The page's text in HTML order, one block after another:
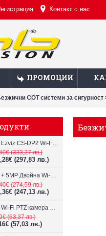
Контакт с нас
ПРОМОЦИИ
СОТ системи за сигурност
2MP Ezviz CS-DP2 Wi-Fi видеодомофон
(333,27 лв.)
(297,83 лв.)
5MP + 5MP Двойна Wi-Fi IP камера с два обектива Ezviz CS-H9c
(274,59 лв.)
(247,13 лв.)
2MP Wi-Fi PTZ камерa с микрофон и говорител Ezviz CS-TY1
(63,37 лв.)
(57,03 лв.)